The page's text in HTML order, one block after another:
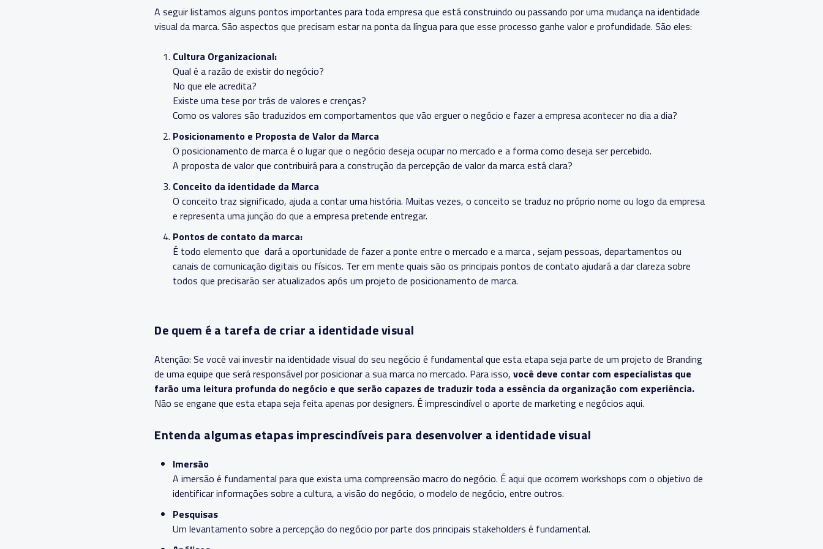
A seguir listamos alguns pontos importantes para toda empresa que está construindo ou passando por uma mudança na identidade
visual da marca. São aspectos que precisam estar na ponta da língua para que esse processo ganhe valor e profundidade. São eles:
Cultura Organizacional:
Qual é a razão de existir do negócio?
No que ele acredita?
Existe uma tese por trás de valores e crenças?
Como os valores são traduzidos em comportamentos que vão erguer o negócio e fazer a empresa acontecer no dia a dia?
Posicionamento e Proposta de Valor da Marca
O posicionamento de marca é o lugar que o negócio deseja ocupar no mercado e a forma como deseja ser percebido.
A proposta de valor que contribuirá para a construção da percepção de valor da marca está clara?
Conceito da identidade da Marca
O conceito traz significado, ajuda a contar uma história. Muitas vezes, o conceito se traduz no próprio nome ou logo da empresa
e representa uma junção do que a empresa pretende entregar.
Pontos de contato da marca:
É todo elemento que dará a oportunidade de fazer a ponte entre o mercado e a marca , sejam pessoas, departamentos ou
canais de comunicação digitais ou físicos. Ter em mente quais são os principais pontos de contato ajudará a dar clareza sobre
todos que precisarão ser atualizados após um projeto de posicionamento de marca.
De quem é a tarefa de criar a identidade visual
Atenção: Se você vai investir na identidade visual do seu negócio é fundamental que esta etapa seja parte de um projeto de Branding
de uma equipe que será responsável por posicionar a sua marca no mercado. Para isso, você deve contar com especialistas que
farão uma leitura profunda do negócio e que serão capazes de traduzir toda a essência da organização com experiência.
Não se engane que esta etapa seja feita apenas por designers. É imprescindível o aporte de marketing e negócios aqui.
Entenda algumas etapas imprescindíveis para desenvolver a identidade visual
Imersão
A imersão é fundamental para que exista uma compreensão macro do negócio. É aqui que ocorrem workshops com o objetivo de
identificar informações sobre a cultura, a visão do negócio, o modelo de negócio, entre outros.
Pesquisas
Um levantamento sobre a percepção do negócio por parte dos principais stakeholders é fundamental.